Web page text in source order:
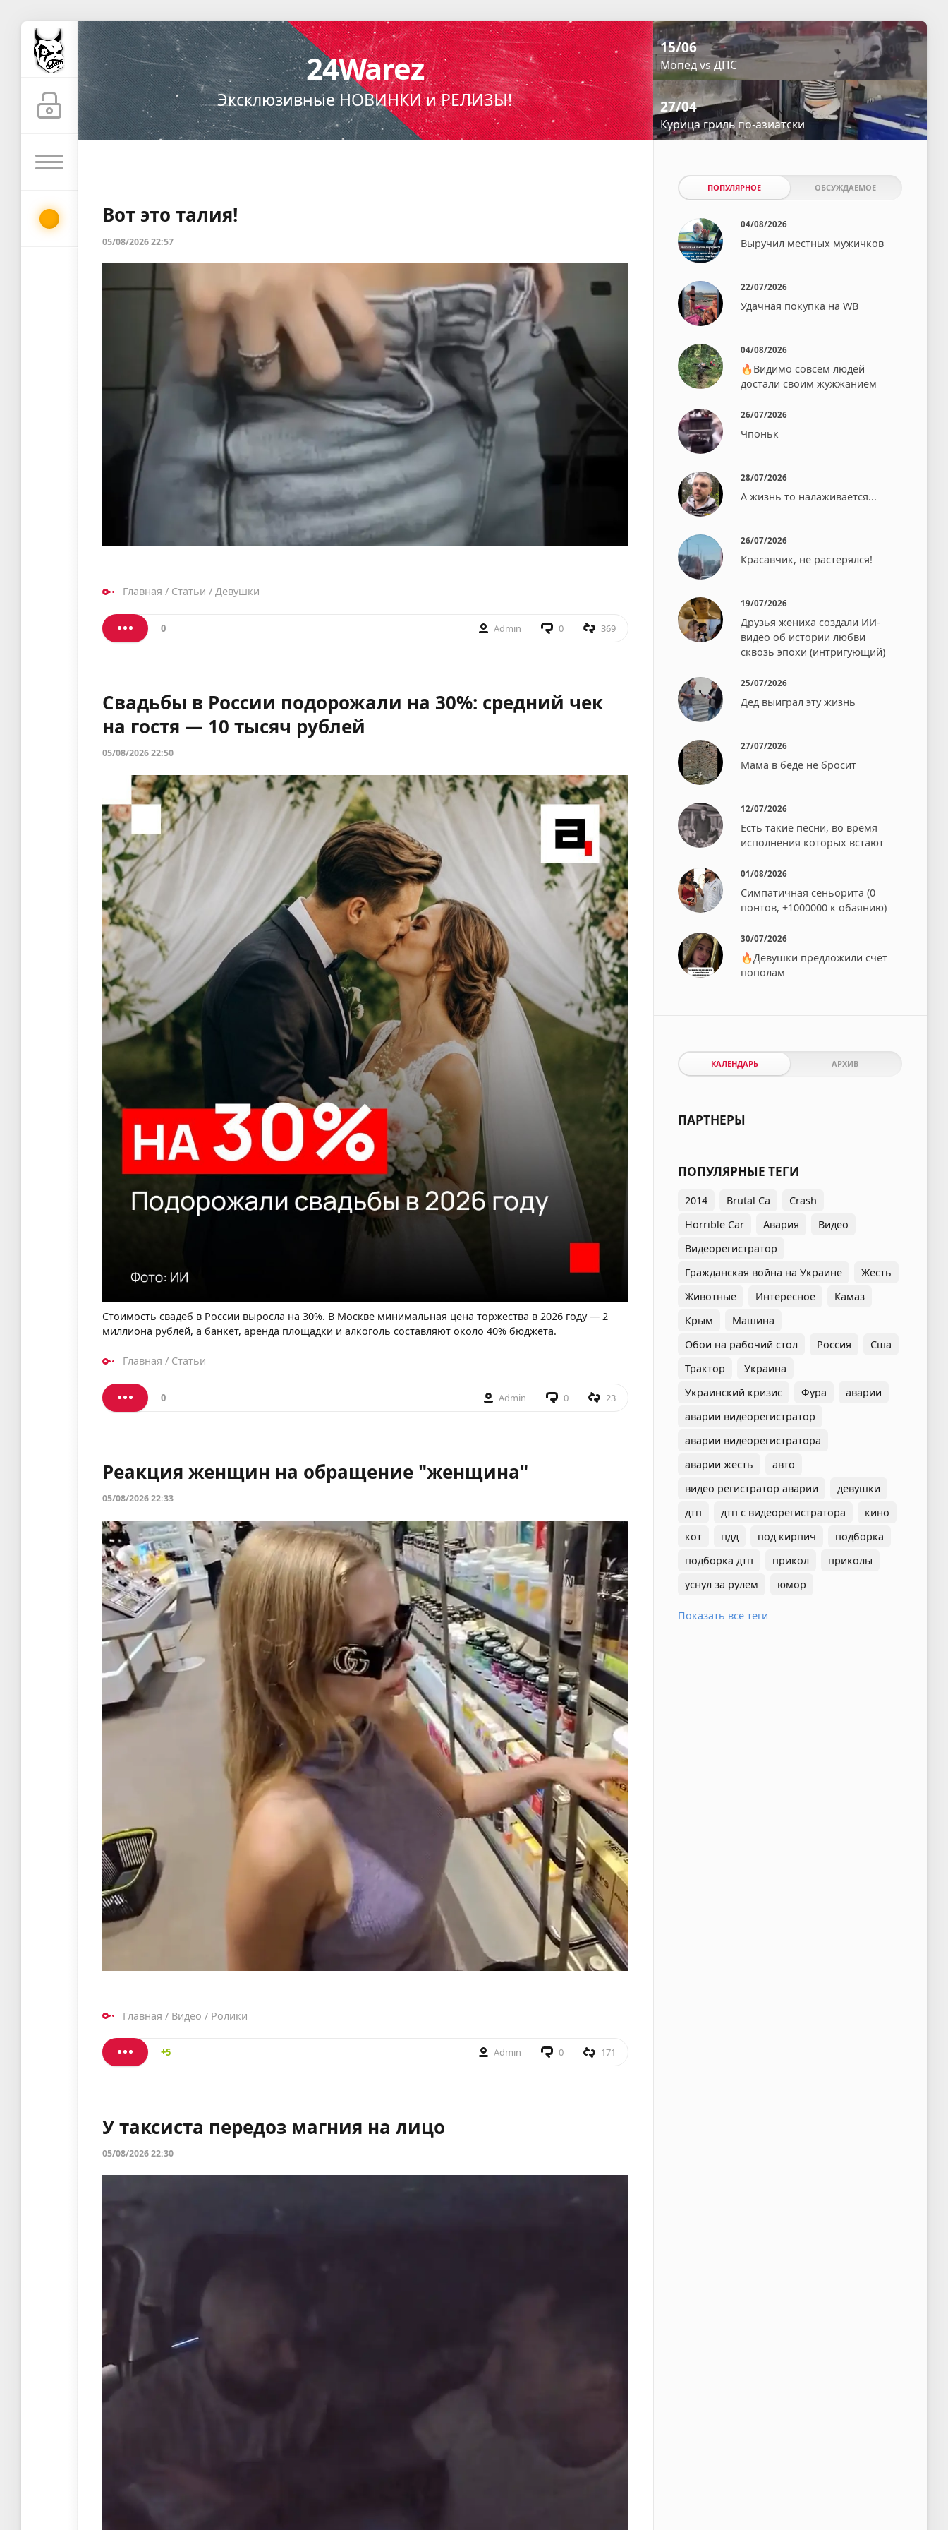
24warez.com
—
развлекательный
портал:
новости,
видео
24Warez
Эксклюзивные НОВИНКИ и РЕЛИЗЫ!
15/06
Мопед vs ДПС
27/04
Курица гриль по-азиатски⁠⁠
Вот это талия!
05/08/2026 22:57
Главная / Статьи / Девушки
0 Admin 0 369
Свадьбы в России подорожали на 30%: средний чек
на гостя — 10 тысяч рублей
05/08/2026 22:50
Стоимость свадеб в России выросла на 30%. В Москве минимальная цена торжества в 2026 году — 2
миллиона рублей, а банкет, аренда площадки и алкоголь составляют около 40% бюджета.
Главная / Статьи
0 Admin 0 23
Реакция женщин на обращение "женщина"
05/08/2026 22:33
Главная / Видео / Ролики
+5 Admin 0 171
У таксиста передоз магния на лицо
05/08/2026 22:30
ПОПУЛЯРНОЕ ОБСУЖДАЕМОЕ
04/08/2026
Выручил местных мужичков
22/07/2026
Удачная покупка на WB
04/08/2026
🔥Видимо совсем людей
достали своим жужжанием⁠⁠
26/07/2026
Чпоньк⁠⁠
28/07/2026
А жизнь то налаживается...
26/07/2026
Красавчик, не растерялся!
19/07/2026
Друзья жениха создали ИИ-
видео об истории любви
сквозь эпохи (интригующий)
25/07/2026
Дед выиграл эту жизнь
27/07/2026
Мама в беде не бросит⁠⁠
12/07/2026
Есть такие песни, во время
исполнения которых встают⁠⁠
01/08/2026
Симпатичная сеньорита (0
понтов, +1000000 к обаянию)
30/07/2026
🔥Девушки предложили счёт
пополам
КАЛЕНДАРЬ АРХИВ
ПАРТНЕРЫ
ПОПУЛЯРНЫЕ ТЕГИ
2014 Brutal Ca
Crash
Horrible Car
Авария
Видео
Видеорегистратор
Гражданская война на Украине
Жесть
Животные
Интересное
Камаз
Крым
Машина
Обои на рабочий стол
Россия
Сша
Трактор
Украина
Украинский кризис
Фура
аварии
аварии видеорегистратор
аварии видеорегистратора
аварии жесть
авто
видео регистратор аварии
девушки
дтп
дтп с видеорегистратора
кино
кот
пдд под кирпич
подборка
подборка дтп
прикол
приколы
уснул за рулем
юмор
Показать все теги